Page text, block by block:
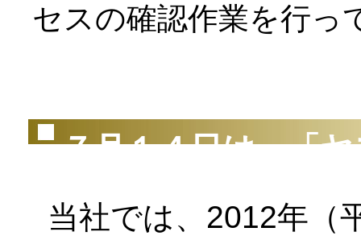
セスの確認作業を行っ
７月１４日は、「
当社では、2012年（